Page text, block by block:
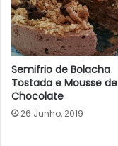
Semifrio de Bolacha
Tostada e Mousse de
Chocolate
26 Junho, 2019